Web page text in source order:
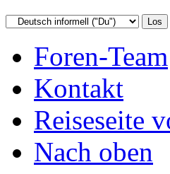
Foren-Team
Kontakt
Reiseseite
Nach oben